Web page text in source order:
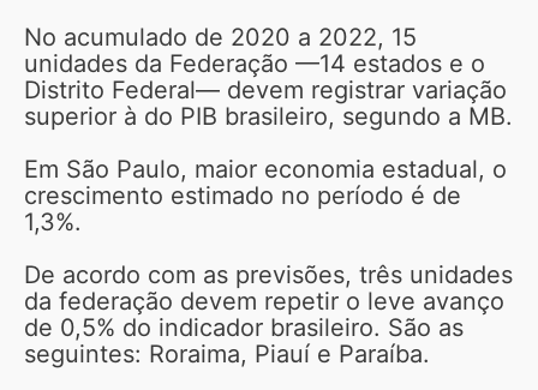
No acumulado de 2020 a 2022, 15
unidades da Federação —14 estados e o
Distrito Federal— devem registrar variação
superior à do PIB brasileiro, segundo a MB.
Em São Paulo, maior economia estadual, o
crescimento estimado no período é de
1,3%.
De acordo com as previsões, três unidades
da federação devem repetir o leve avanço
de 0,5% do indicador brasileiro. São as
seguintes: Roraima, Piauí e Paraíba.